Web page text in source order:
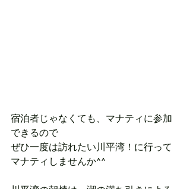
宿泊者じゃなくても、マナティに参加
できるので
ぜひ一度は訪れたい川平湾！に行って
マナティしませんか^^